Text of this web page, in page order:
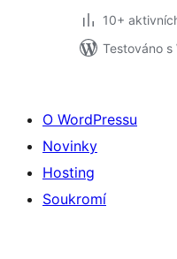
10+
Testováno s
O WordPressu
Novinky
Hosting
Soukromí